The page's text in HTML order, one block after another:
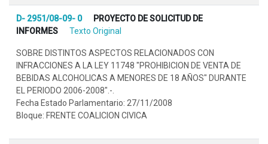
D- 2951/08-09- 0
PROYECTO DE SOLICITUD DE
INFORMES
Texto Original
SOBRE DISTINTOS ASPECTOS RELACIONADOS CON
INFRACCIONES A LA LEY 11748 "PROHIBICION DE VENTA DE
BEBIDAS ALCOHOLICAS A MENORES DE 18 AÑOS" DURANTE
EL PERIODO 2006-2008".-.
Fecha Estado Parlamentario: 27/11/2008
Bloque: FRENTE COALICION CIVICA